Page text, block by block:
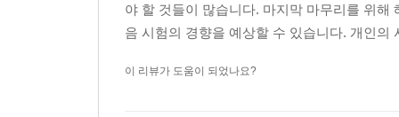
[투자자산운용사 합격을 위한 해커스만의 추가 학
1. 본 교재 인강(교재 내 1일 수강권 수록)
야 할 것들이 많습니다. 마지막 마무리를 위
음 시험의 경향을 예상할 수 있습니다. 개인
이 리뷰가 도움이 되었나요?